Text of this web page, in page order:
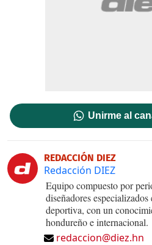
Unirme al
REDACCIÓN DIEZ
Redacción DIEZ
Equipo compuesto por
diseñadores
deportiva, con un
hondureño e internacional.
redaccion@diez.hn